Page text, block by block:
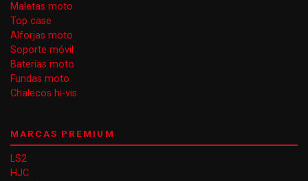
Maletas moto
Top case
Alforjas moto
Soporte móvil
Baterías moto
Fundas moto
Chalecos hi-vis
MARCAS PREMIUM
LS2
HJC